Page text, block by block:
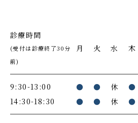
診療時間
(受付は診療終了30分
前)
月 火 水 木
9:30-13:00 ● ● 休 ●
14:30-18:30
● ● 休 ●